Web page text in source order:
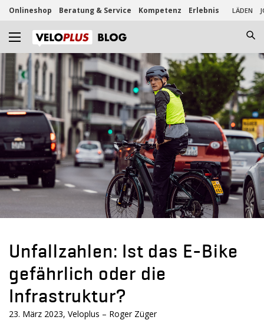
Onlineshop Beratung & Service Kompetenz Erlebnis LÄDEN
Unfallzahlen: Ist das E-Bike
gefährlich oder die
Infrastruktur?
23. März 2023, Veloplus – Roger Züger